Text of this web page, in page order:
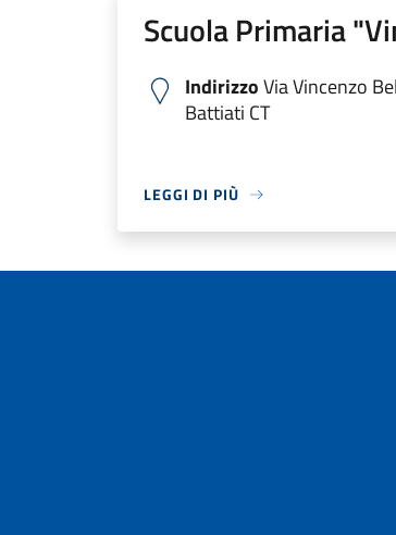
Scuola Primaria
IndirizzoVia Vincenzo
Battiati CT
LEGGI DI PIÙ